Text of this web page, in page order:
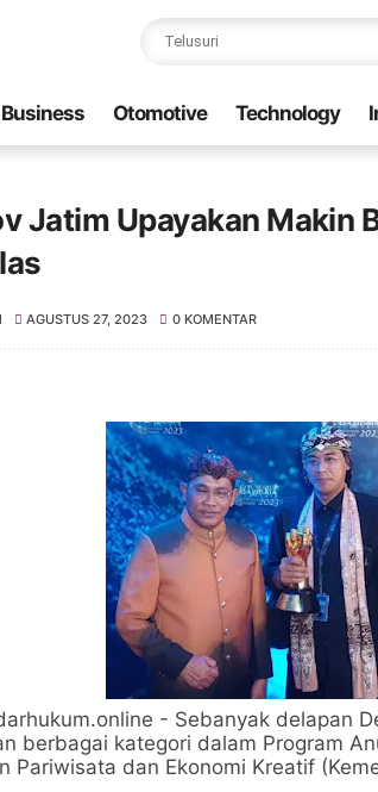
Business Otomotive Technology
Jatim Upayakan Makin
AGUSTUS 27, 2023 0 KOMENTAR
- Sebanyak delapan
berbagai kategori dalam Program
Pariwisata dan Ekonomi Kreatif